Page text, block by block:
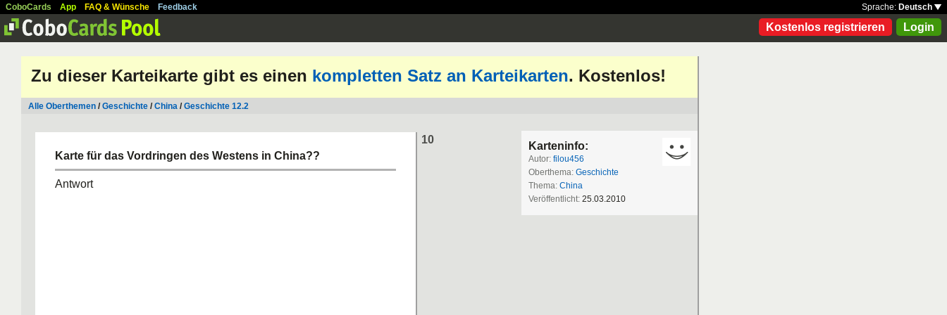
CoboCards App FAQ & Wünsche Feedback Sprache: Deutsch
Kostenlos registrieren Login
Zu dieser Karteikarte gibt es einen kompletten Satz an Karteikarten. Kostenlos!
Alle Oberthemen /Geschichte /China /Geschichte 12.2
10
Karte für das Vordringen des Westens in China??
Antwort
Karteninfo:
Autor: filou456
Oberthema: Geschichte
Thema: China
Veröffentlicht: 25.03.2010